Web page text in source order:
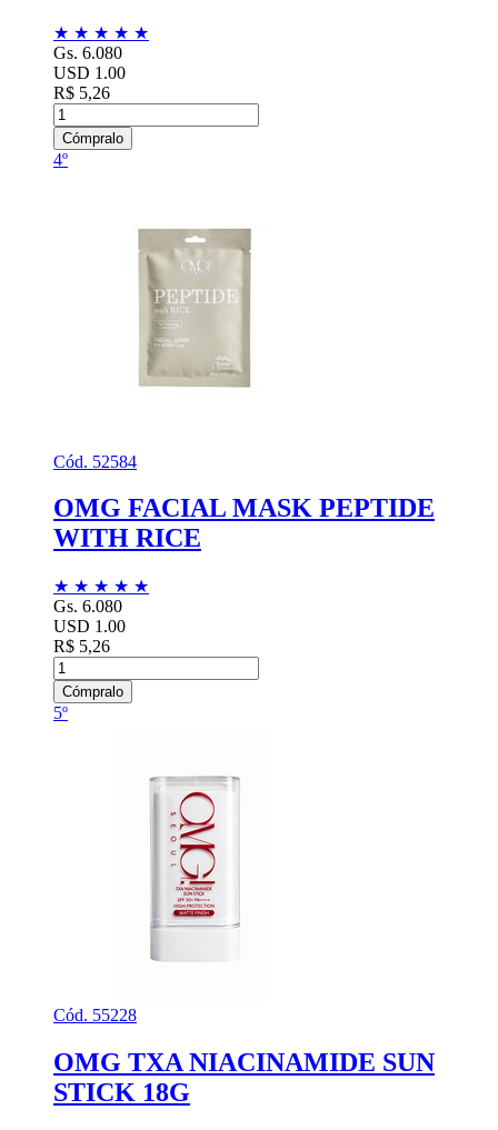
★ ★ ★ ★ ★
Gs. 6.080
USD 1.00
R$ 5,26
Cómpralo
4º
Cód. 52584
OMG FACIAL MASK PEPTIDE
WITH RICE
★ ★ ★ ★ ★
Gs. 6.080
USD 1.00
R$ 5,26
Cómpralo
5º
Cód. 55228
OMG TXA NIACINAMIDE SUN
STICK 18G